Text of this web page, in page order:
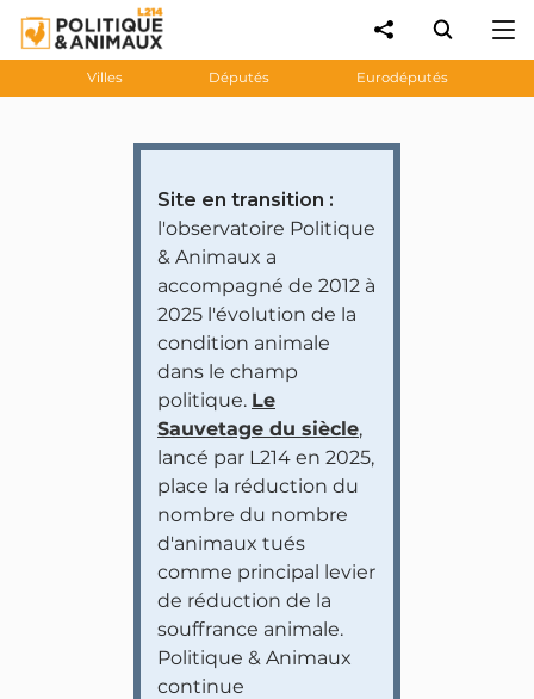
Villes Députés Eurodéputés
Site en transition :
l'observatoire Politique
& Animaux a
accompagné de 2012 à
2025 l'évolution de la
condition animale
dans le champ
politique. Le
Sauvetage du siècle,
lancé par L214 en 2025,
place la réduction du
nombre du nombre
d'animaux tués
comme principal levier
de réduction de la
souffrance animale.
Politique & Animaux
continue